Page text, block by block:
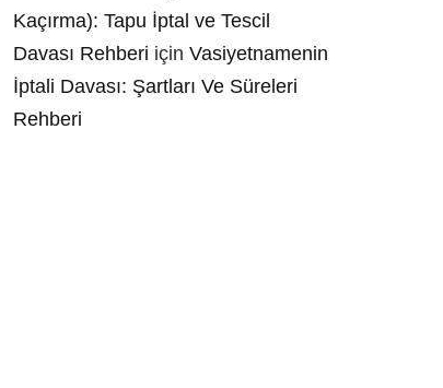
Kaçırma): Tapu İptal ve Tescil
Davası Rehberi için Vasiyetnamenin
İptali Davası: Şartları Ve Süreleri
Rehberi